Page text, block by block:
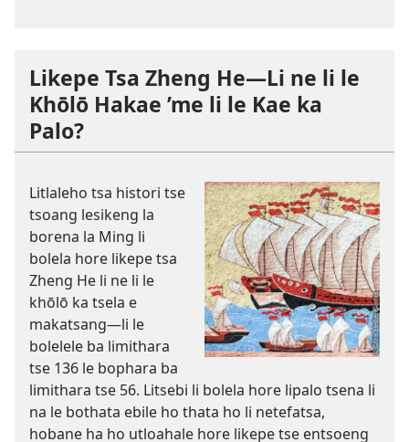
Likepe Tsa Zheng He—Li ne li le
Khōlō Hakae ’me li le Kae ka
Palo?
Litlaleho tsa histori tse
tsoang lesikeng la
borena la Ming li
bolela hore likepe tsa
Zheng He li ne li le
khōlō ka tsela e
makatsang—li le
bolelele ba limithara
tse 136 le bophara ba
limithara tse 56. Litsebi li bolela hore lipalo tsena li
na le bothata ebile ho thata ho li netefatsa,
hobane ha ho utloahale hore likepe tse entsoeng